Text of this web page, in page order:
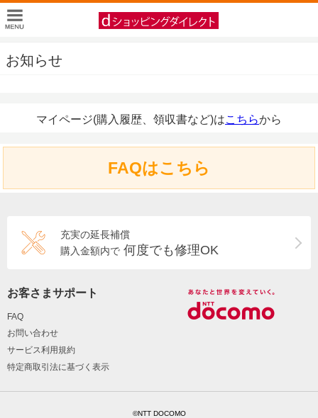
お知らせ
マイページ(購入履歴、領収書など)はこちらから
FAQはこちら
充実の延長補償
購入金額内で 何度でも修理OK
お客さまサポート
FAQ
お問い合わせ
サービス利用規約
特定商取引法に基づく表示
©NTT DOCOMO